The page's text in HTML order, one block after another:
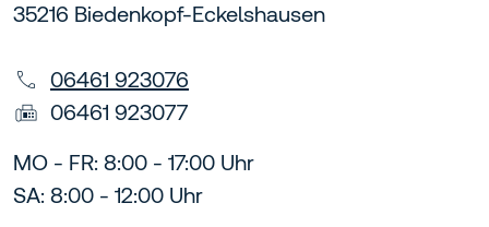
35216 Biedenkopf-Eckelshausen
06461 923076
06461 923077
MO - FR: 8:00 - 17:00 Uhr
SA: 8:00 - 12:00 Uhr